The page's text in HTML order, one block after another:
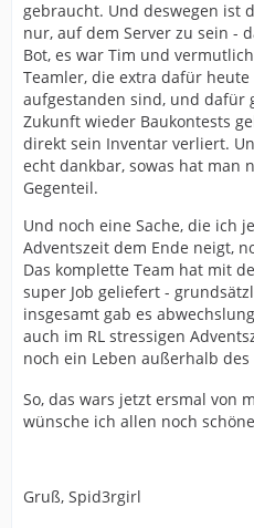
gebraucht. Und deswegen ist
nur, auf dem Server zu sein -
Bot, es war Tim und
Teamler, die extra dafür
aufgestanden sind, und dafür
Zukunft wieder Baukontests
direkt sein Inventar verliert.
echt dankbar, sowas hat man
Gegenteil.
Und noch eine Sache, die ich
Adventszeit dem Ende neigt,
Das komplette Team hat mit
super Job geliefert -
insgesamt gab es
auch im RL stressigen
noch ein Leben außerhalb des
So, das wars jetzt ersmal von
wünsche ich allen noch
Gruß, Spid3rgirl